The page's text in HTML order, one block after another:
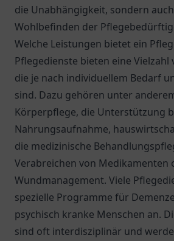
die Unabhängigkeit, sondern
Wohlbefinden der
Welche Leistungen bietet ein
Pflegedienste bieten eine Vielzahl
die je nach individuellem Bedarf
sind. Dazu gehören unter
Körperpflege, die Unterstützung
Nahrungsaufnahme,
die medizinische
Verabreichen von Medikamenten
Wundmanagement. Viele
spezielle Programme für
psychisch kranke Menschen an.
sind oft interdisziplinär und